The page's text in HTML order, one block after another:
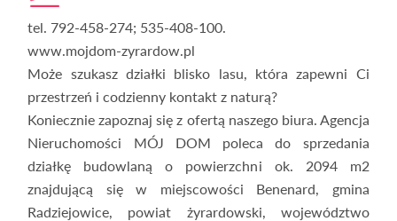
tel. 792-458-274; 535-408-100.
www.mojdom-zyrardow.pl
Może szukasz działki blisko lasu, która zapewni Ci
przestrzeń i codzienny kontakt z naturą?
Koniecznie zapoznaj się z ofertą naszego biura. Agencja
Nieruchomości MÓJ DOM poleca do sprzedania
działkę budowlaną o powierzchni ok. 2094 m2
znajdującą się w miejscowości Benenard, gmina
Radziejowice, powiat żyrardowski, województwo